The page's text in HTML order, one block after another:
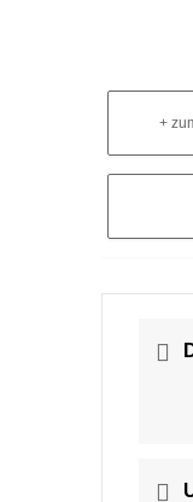
+